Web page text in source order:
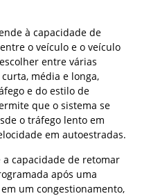
à capacidade de
o veículo e o veículo
entre várias
média e longa,
e do estilo de
que o sistema se
o tráfego lento em
em autoestradas.
capacidade de retomar
após uma
um congestionamento,